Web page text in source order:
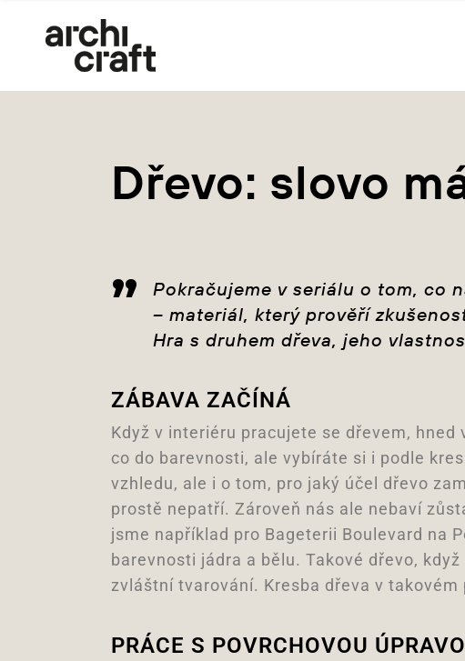
Dřevo: slovo
Pokračujeme v seriálu o tom, co
– materiál, který prověří
Hra s druhem dřeva, jeho
ZÁBAVA ZAČÍNÁ
Když v interiéru pracujete se dřevem,
co do barevnosti, ale vybíráte si i podle
vzhledu, ale i o tom, pro jaký účel dřevo
prostě nepatří. Zároveň nás ale nebaví
jsme například pro Bageterii Boulevard na
barevnosti jádra a bělu. Takové dřevo,
zvláštní tvarování. Kresba dřeva v
PRÁCE S POVRCHOVOU